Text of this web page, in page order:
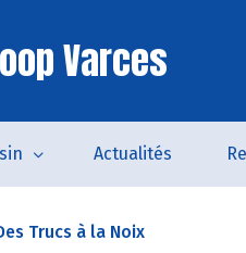
Varces
Actualités
Trucs à la Noix